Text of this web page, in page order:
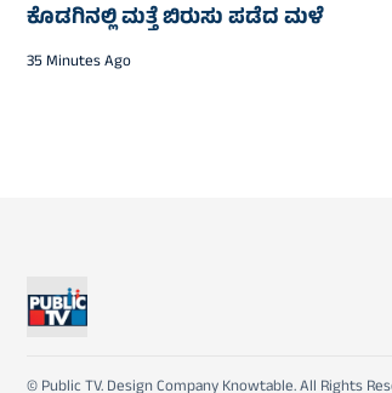
ಕೊಡಗಿನಲ್ಲಿ ಮತ್ತೆ ಬಿರುಸು ಪಡೆದ ಮಳೆ
35 Minutes Ago